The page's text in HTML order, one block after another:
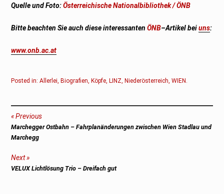
Quelle und Foto:Österreichische Nationalbibliothek / ÖNB
Bitte beachten Sie auch diese interessantenÖNB–Artikel beiuns:
www.onb.ac.at
Posted in:Allerlei,Biografien,Köpfe,LINZ,Niederösterreich,WIEN.
Beitragsnavigation
Previous
Previous
post:
Marchegger Ostbahn – Fahrplanänderungen zwischen Wien Stadlau und
Marchegg
Next
Next
VELUX Lichtlösung Trio – Dreifach gut